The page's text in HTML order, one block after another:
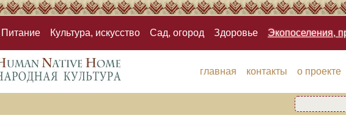
Питание Культура, искусство Сад, огород Здоровье Экопоселения,
главная контакты о проекте